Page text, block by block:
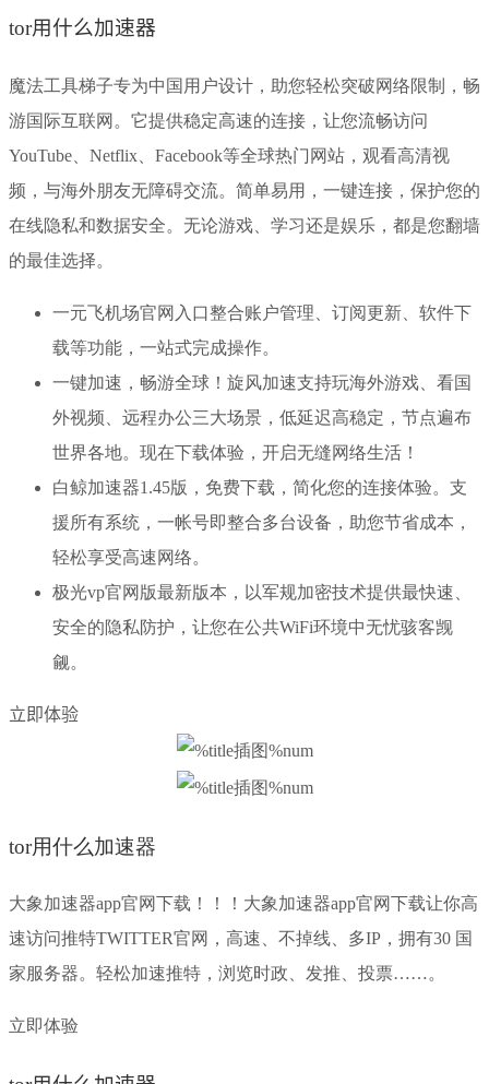
tor用什么加速器
魔法工具梯子专为中国用户设计，助您轻松突破网络限制，畅
游国际互联网。它提供稳定高速的连接，让您流畅访问
YouTube、Netflix、Facebook等全球热门网站，观看高清视
频，与海外朋友无障碍交流。简单易用，一键连接，保护您的
在线隐私和数据安全。无论游戏、学习还是娱乐，都是您翻墙
的最佳选择。
一元飞机场官网入口整合账户管理、订阅更新、软件下
载等功能，一站式完成操作。
一键加速，畅游全球！旋风加速支持玩海外游戏、看国
外视频、远程办公三大场景，低延迟高稳定，节点遍布
世界各地。现在下载体验，开启无缝网络生活！
白鲸加速器1.45版，免费下载，简化您的连接体验。支
援所有系统，一帐号即整合多台设备，助您节省成本，
轻松享受高速网络。
极光vp官网版最新版本，以军规加密技术提供最快速、
安全的隐私防护，让您在公共WiFi环境中无忧骇客觊
觎。
立即体验
tor用什么加速器
大象加速器app官网下载！！！大象加速器app官网下载让你高
速访问推特TWITTER官网，高速、不掉线、多IP，拥有30 国
家服务器。轻松加速推特，浏览时政、发推、投票……。
立即体验